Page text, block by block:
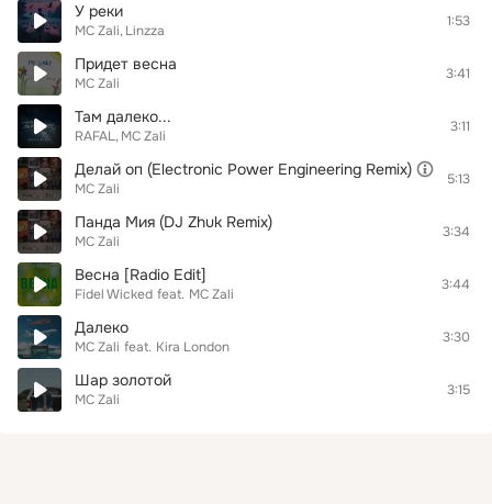
У реки
MC Zali Linzza
1:53
Придет весна
MC Zali
3:41
Там далеко...
RAFAL MC Zali
3:11
Делай оп (Electronic Power Engineering Remix)
MC Zali
5:13
Панда Мия (DJ Zhuk Remix)
MC Zali
3:34
Весна [Radio Edit]
Fidel Wicked feat. MC Zali
3:44
Далеко
MC Zali feat. Kira London
3:30
Шар золотой
MC Zali
3:15